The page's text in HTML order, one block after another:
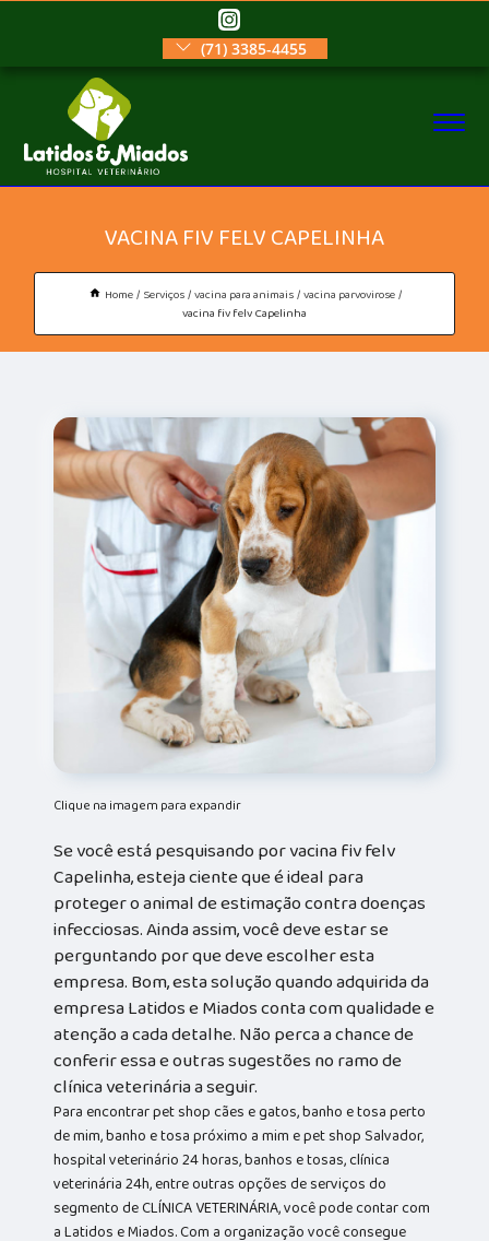
(71) 3385-4455
VACINA FIV FELV CAPELINHA
Home Serviços vacina para animais vacina parvovirose
vacina fiv felv Capelinha
Clique na imagem para expandir
Se você está pesquisando por vacina fiv felv
Capelinha, esteja ciente que é ideal para
proteger o animal de estimação contra doenças
infecciosas. Ainda assim, você deve estar se
perguntando por que deve escolher esta
empresa. Bom, esta solução quando adquirida da
empresa Latidos e Miados conta com qualidade e
atenção a cada detalhe. Não perca a chance de
conferir essa e outras sugestões no ramo de
clínica veterinária a seguir.
Para encontrar pet shop cães e gatos, banho e tosa perto
de mim, banho e tosa próximo a mim e pet shop Salvador,
hospital veterinário 24 horas, banhos e tosas, clínica
veterinária 24h, entre outras opções de serviços do
segmento de CLÍNICA VETERINÁRIA, você pode contar com
a Latidos e Miados. Com a organização você consegue